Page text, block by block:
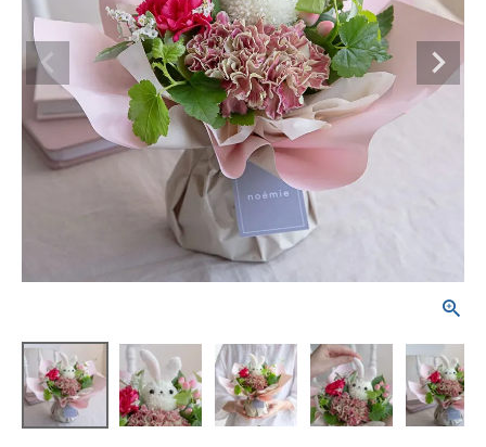
新規会員登録 ログイン
ぎ”のブーケ(M)
詳細を見る
花色で探す